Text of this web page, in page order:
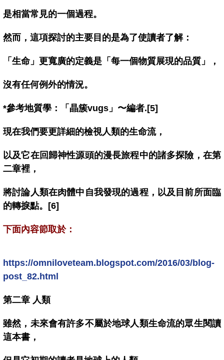
是相當常見的一個過程。
然而，這項探討的主要目的是為了使讀者了解：
「生命」更寬廣的定義是「每一個物質展現的品質」，
沒有任何例外的情況。
*參考地質學：「晶簇vugs」〜編者.[5]
現在我們要更詳細的檢視人類的生命流，
以及它在回歸神性源頭的漫長旅程中的諸多探險，在第
二章裡，
將討論人類在肉體中自我發現的過程，以及目前所面臨
的轉捩點。[6]
下面內容節取於：
https://omniloveteam.blogspot.com/2016/03/blog-
post_82.html
第二章 人類
雖然，未來會有許多不屬於地球人類生命流的眾生閱讀
這本書，